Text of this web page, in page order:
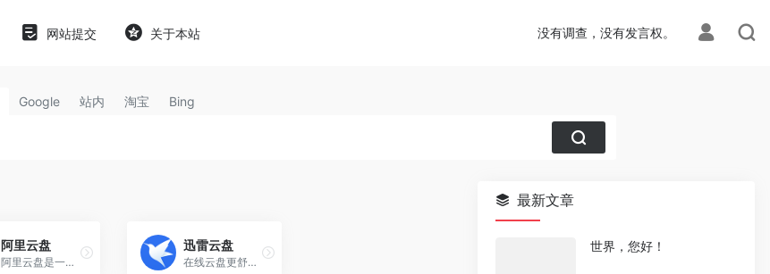
网站提交 关于本站 没有调查，没有发言权。
Google 站内 淘宝 Bing
阿里云盘
阿里云盘是一款速度快的个人网盘
迅雷云盘
在线云盘更舒心 无需下载
最新文章
世界，您好！